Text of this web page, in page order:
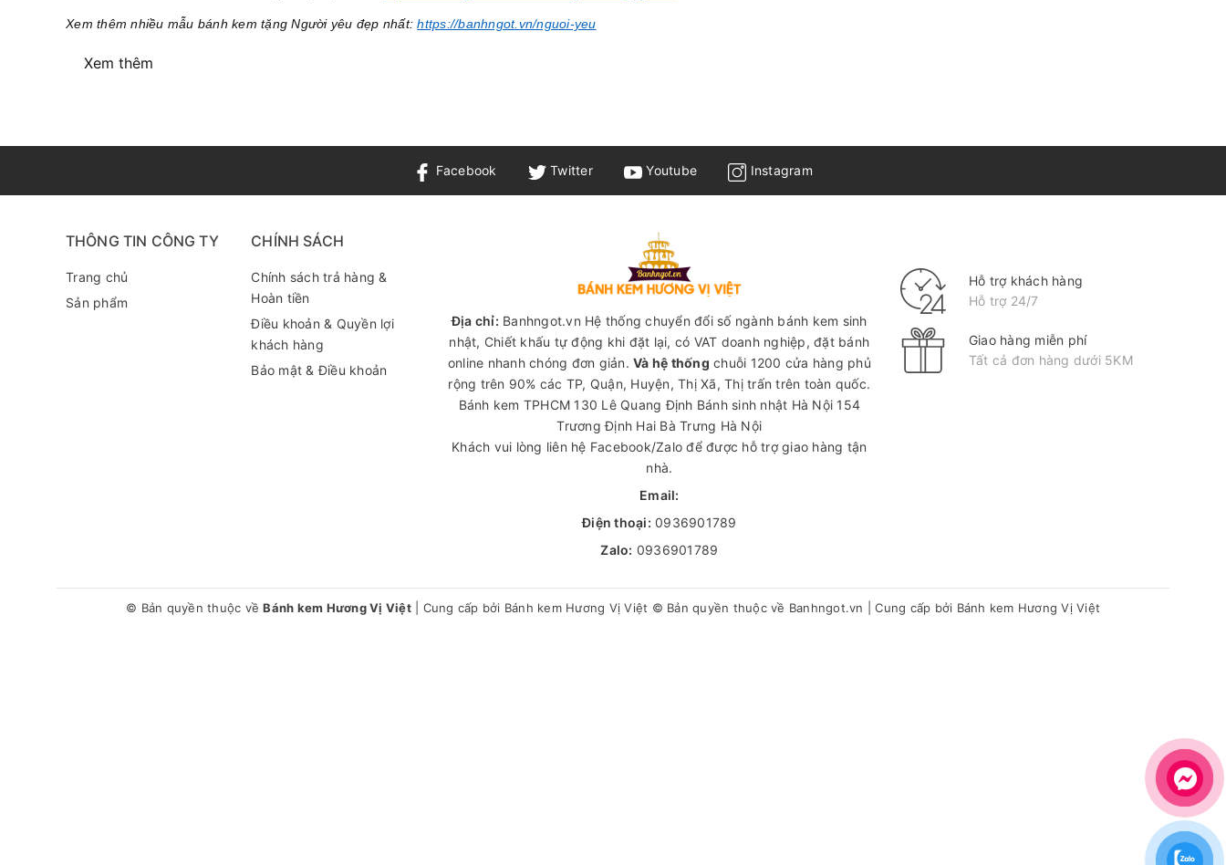
Xem thêm nhiều mẫu bánh kem tặng Người yêu đẹp nhất:https://banhngot.vn/nguoi-yeu
Xem thêm
Facebook Twitter Youtube Instagram
THÔNG TIN CÔNG TY
Trang chủ
Sản phẩm
CHÍNH SÁCH
Chính sách trả hàng &
Hoàn tiền
Điều khoản & Quyền lợi
khách hàng
Bảo mật & Điều khoản
Địa chỉ: Banhngot.vn Hệ thống chuyển đổi số ngành bánh kem sinh
nhật, Chiết khấu tự động khi đặt lại, có VAT doanh nghiệp, đặt bánh
online nhanh chóng đơn giản.Và hệ thống chuỗi 1200 cửa hàng phủ
rộng trên 90% các TP, Quận, Huyện, Thị Xã, Thị trấn trên toàn quốc.
Bánh kem TPHCM 130 Lê Quang Định Bánh sinh nhật Hà Nội 154
Trương Định Hai Bà Trưng Hà Nội
Khách vui lòng liên hệ Facebook/Zalo để được hỗ trợ giao hàng tận
nhà.
Email:
Điện thoại: 0936901789
Zalo: 0936901789
Hỗ trợ khách hàng
Hỗ trợ 24/7
Giao hàng miễn phí
Tất cả đơn hàng dưới 5KM
© Bản quyền thuộc vềBánh kem Hương Vị Việt Cung cấp bởi Bánh kem Hương Vị Việt © Bản quyền thuộc về Banhngot.vn Cung cấp bởi Bánh kem Hương Vị Việt